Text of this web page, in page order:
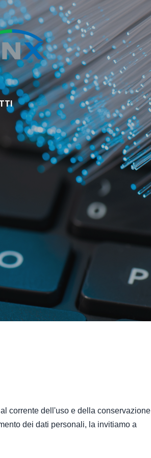
corrente dell'uso e della conservazione
dei dati personali, la invitiamo a